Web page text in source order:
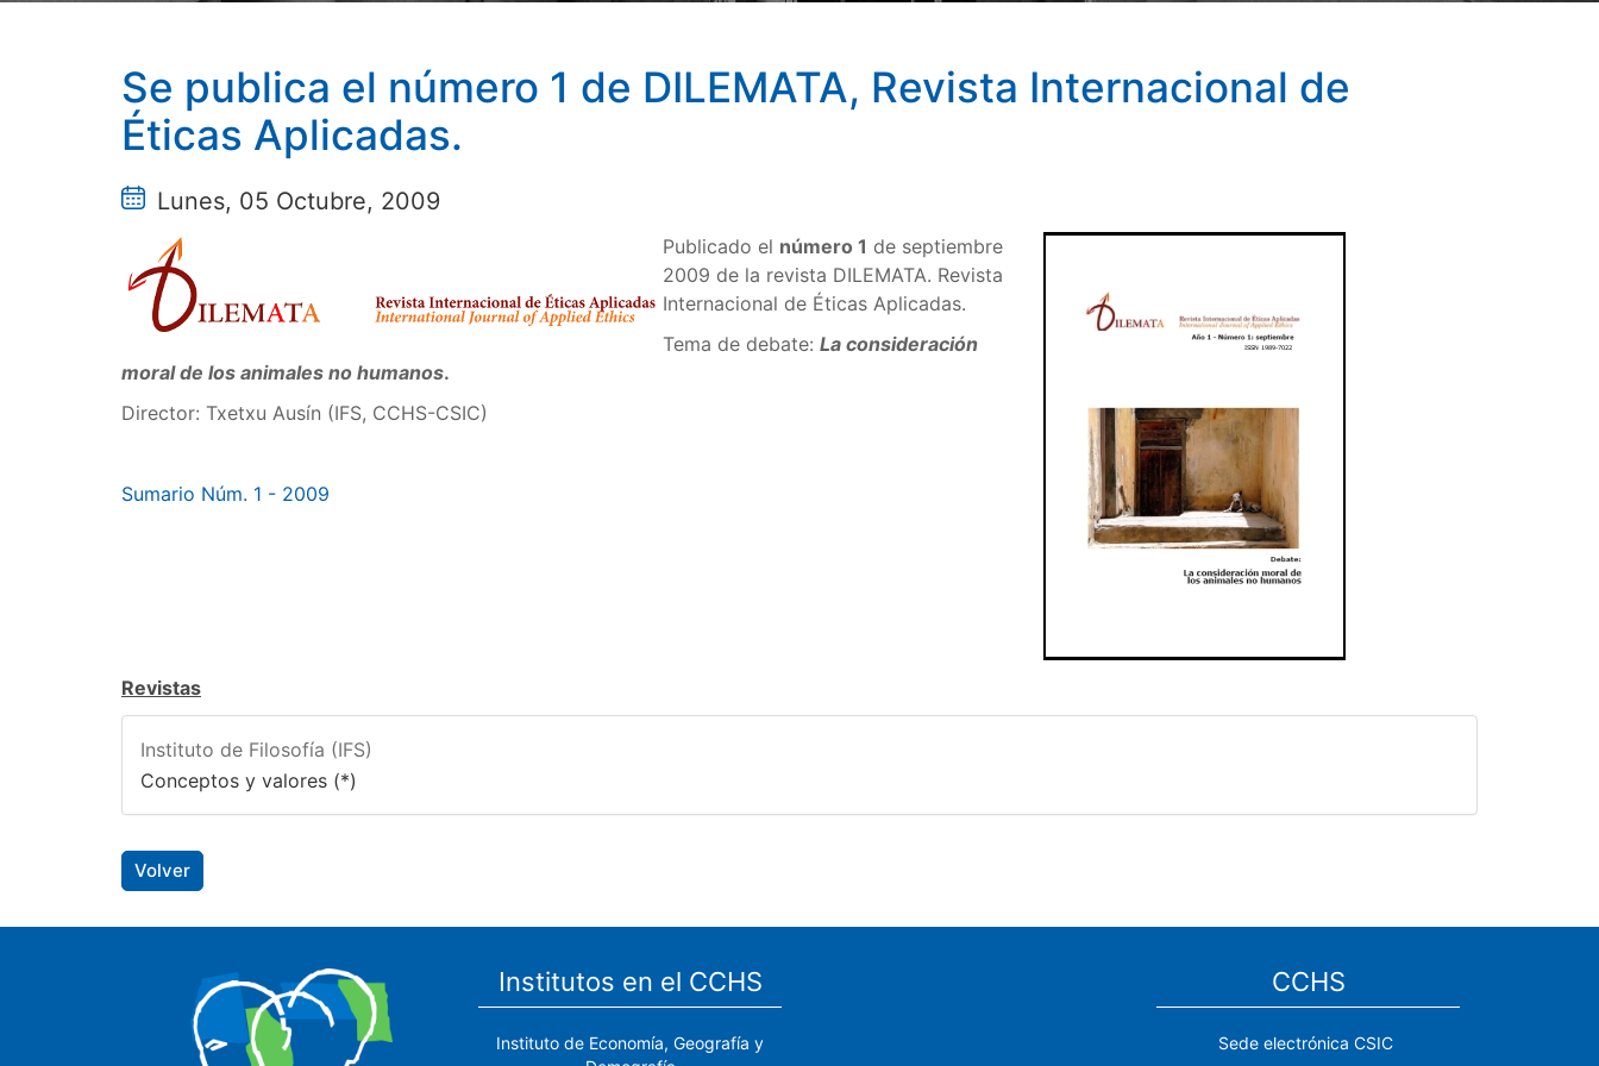
Se publica el número 1 de DILEMATA, Revista Internacional de
Éticas Aplicadas.
Lunes, 05 Octubre, 2009
Publicado el número 1 de septiembre
2009 de la revista DILEMATA. Revista
Internacional de Éticas Aplicadas.
Tema de debate: La consideración
moral de los animales no humanos.
Director: Txetxu Ausín (IFS, CCHS-CSIC)
Sumario Núm. 1 - 2009
Revistas
Instituto de Filosofía (IFS)
Conceptos y valores (*)
Volver
Institutos en el CCHS
Instituto de Economía, Geografía y
CCHS
Sede electrónica CSIC